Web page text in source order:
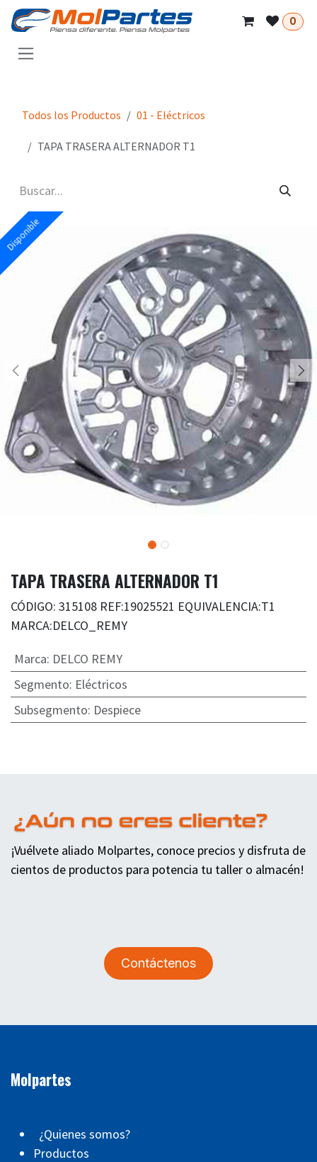
Ir al contenido
0
Todos los Productos 01 - Eléctricos
TAPA TRASERA ALTERNADOR T1
Disponible
Disponible
TAPA TRASERA ALTERNADOR T1
CÓDIGO: 315108 REF:19025521 EQUIVALENCIA:T1
MARCA:DELCO_REMY
Marca: DELCO REMY
Segmento: Eléctricos
Subsegmento: Despiece
¡Vuélvete aliado Molpartes, conoce precios y disfruta de
cientos de productos para potencia tu taller o almacén!
Contáctenos
Molpartes
¿Quienes somos?
Productos